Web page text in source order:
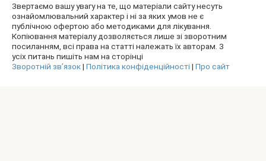
Звертаємо вашу увагу на те, що матеріали сайту несуть
ознайомлювальний характер і ні за яких умов не є
публічною офертою або методиками для лікування.
Копіювання матеріалу дозволяється лише зі зворотним
посиланням, всі права на статті належать їх авторам. З
усіх питань пишіть нам на сторінці
Зворотній зв’язок| Політика конфіденційності| Про сайт